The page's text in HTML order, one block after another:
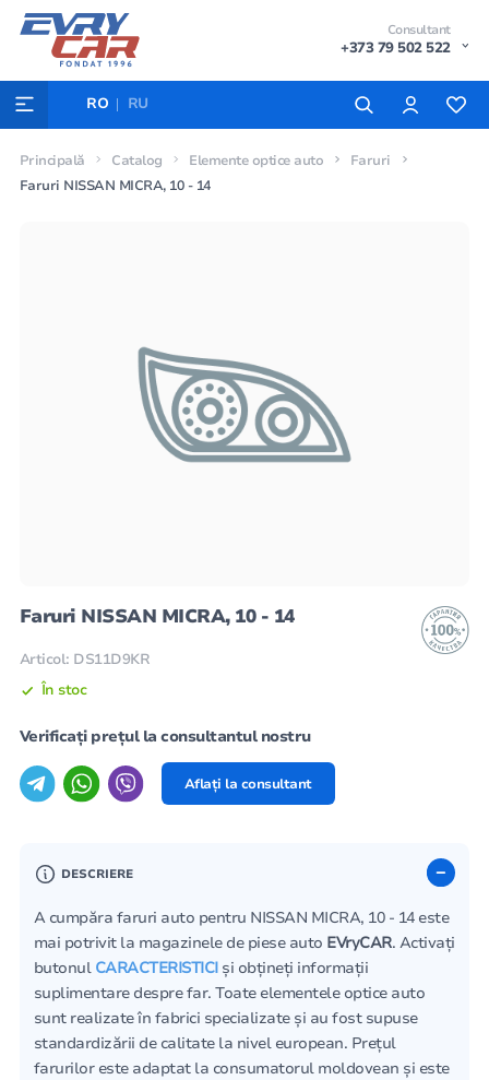
Consultant
+373 79 502 522
RO RU
Principală Catalog Elemente optice auto
Faruri
Faruri NISSAN MICRA, 10 - 14
Faruri NISSAN MICRA, 10 - 14
Articol: DS11D9KR
În stoc
Verificați prețul la consultantul nostru
Aflați la consultant
DESCRIERE
A cumpăra faruri auto pentru NISSAN MICRA, 10 - 14 este
mai potrivit la magazinele de piese auto EVryCAR. Activați
butonul CARACTERISTICIși obțineți informații
suplimentare despre far. Toate elementele optice auto
sunt realizate în fabrici specializate și au fost supuse
standardizării de calitate la nivel european. Prețul
farurilor este adaptat la consumatorul moldovean și este